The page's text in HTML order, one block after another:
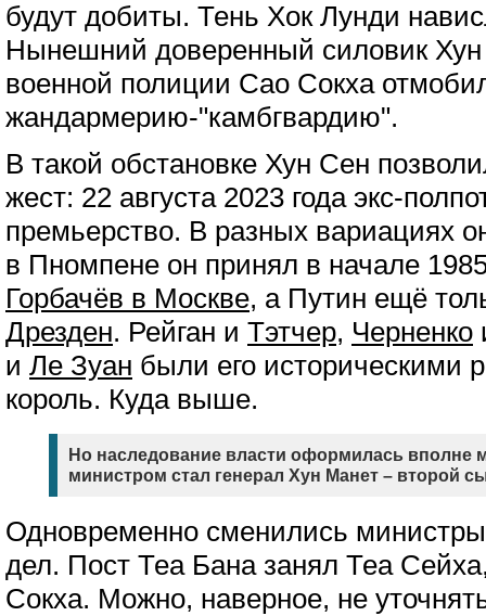
будут добиты. Тень Хок Лунди
Нынешний доверенный силовик
военной полиции Сао Сокха
жандармерию-"камбгвардию".
В такой обстановке Хун Сен
жест: 22 августа 2023 года экс-
премьерство. В разных вариациях
в Пномпене он принял в начале
Горбачёв в Москве, а Путин ещё
Дрезден. Рейган и Тэтчер, Черненко
и Ле Зуан были его историческими
король. Куда выше.
Но наследование власти оформилась вполне
министром стал генерал Хун Манет – второй
Одновременно сменились
дел. Пост Теа Бана занял Теа
Сокха. Можно, наверное, не